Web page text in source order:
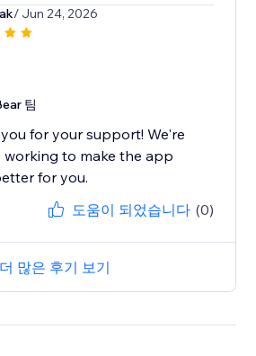
/ Jun 24, 2026
팀
for your support! We're
working to make the app
for you.
도움이 되었습니다 (0)
더 많은 후기 보기